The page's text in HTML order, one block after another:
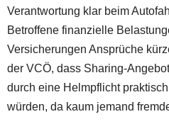
Verantwortung klar beim
Betroffene finanzielle
Versicherungen Ansprüche
der VCÖ, dass Sharing-
durch eine Helmpflicht
würden, da kaum jemand